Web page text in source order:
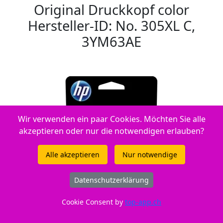
Original Druckkopf color
Hersteller-ID: No. 305XL C,
3YM63AE
Wir verwenden ein paar Cookies. Möchten Sie alle
akzeptieren oder nur die notwendigen erlauben?
Alle akzeptieren Nur notwendige
Datenschutzerklärung
Cookie Consent by top-app.ch